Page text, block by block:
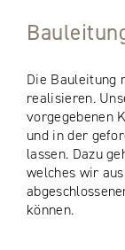
Die Bauleitung
realisieren.
vorgegebenen
und in der
lassen. Dazu
welches wir
können.